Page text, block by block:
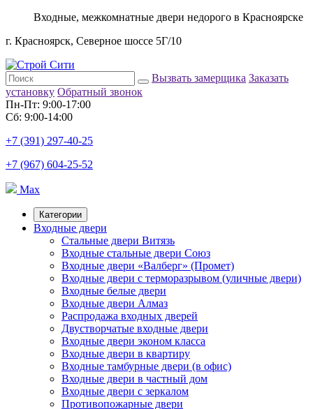
Входные, межкомнатные двери недорого в Красноярске
г. Красноярск, Северное шоссе 5Г/10
Вызвать замерщика Заказать
установку Обратный звонок
Пн-Пт: 9:00-17:00
Сб: 9:00-14:00
+7 (391) 297-40-25
+7 (967) 604-25-52
Max
Категории
Входные двери
Стальные двери Витязь
Входные стальные двери Союз
Входные двери «Валберг» (Промет)
Входные двери с терморазрывом (уличные двери)
Входные белые двери
Входные двери Алмаз
Распродажа входных дверей
Двустворчатые входные двери
Входные двери эконом класса
Входные двери в квартиру
Входные тамбурные двери (в офис)
Входные двери в частный дом
Входные двери с зеркалом
Противопожарные двери